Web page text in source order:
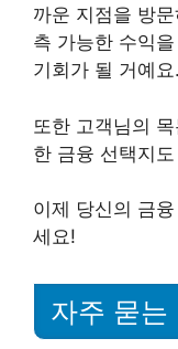
까운 지점을 방
측 가능한 수익
기회가 될 거예요.
또한 고객님의
한 금융 선택지
이제 당신의 금
세요!
자주 묻는